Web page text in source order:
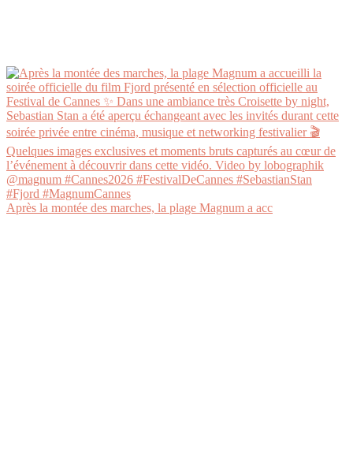
Après la montée des marches, la plage Magnum a acc